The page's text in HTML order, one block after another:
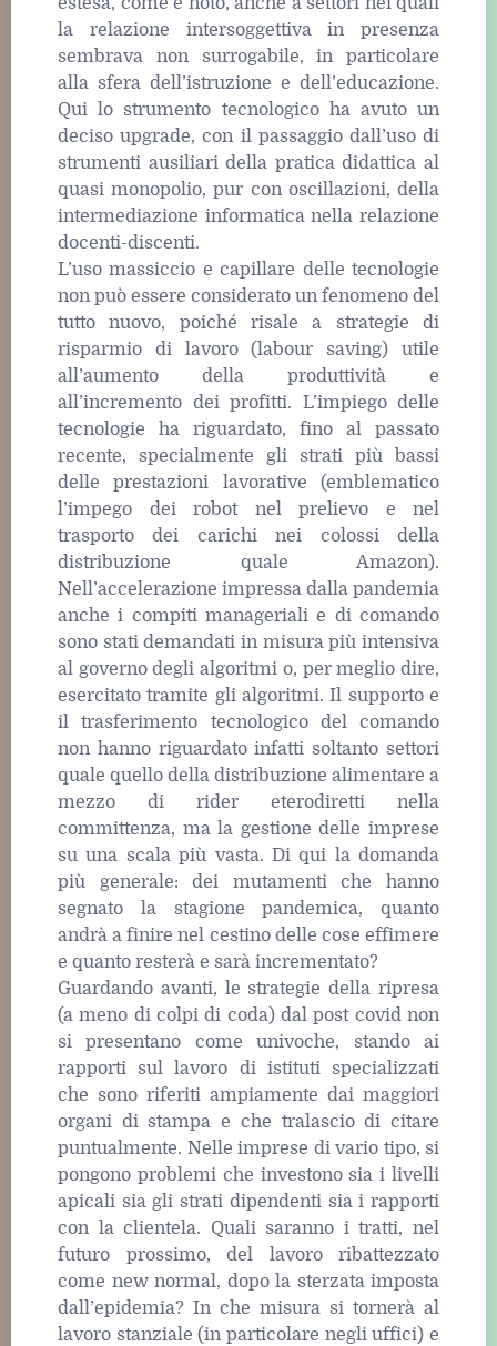
la relazione intersoggettiva in presenza
sembrava non surrogabile, in particolare
alla sfera dell’istruzione e dell’educazione.
Qui lo strumento tecnologico ha avuto un
deciso upgrade, con il passaggio dall’uso di
strumenti ausiliari della pratica didattica al
quasi monopolio, pur con oscillazioni, della
intermediazione informatica nella relazione
docenti-discenti.
L’uso massiccio e capillare delle tecnologie
non può essere considerato un fenomeno del
tutto nuovo, poiché risale a strategie di
risparmio di lavoro (labour saving) utile
all’aumento della produttività e
all’incremento dei profitti. L’impiego delle
tecnologie ha riguardato, fino al passato
recente, specialmente gli strati più bassi
delle prestazioni lavorative (emblematico
l’impego dei robot nel prelievo e nel
trasporto dei carichi nei colossi della
distribuzione quale Amazon).
Nell’accelerazione impressa dalla pandemia
anche i compiti manageriali e di comando
sono stati demandati in misura più intensiva
al governo degli algoritmi o, per meglio dire,
esercitato tramite gli algoritmi. Il supporto e
il trasferimento tecnologico del comando
non hanno riguardato infatti soltanto settori
quale quello della distribuzione alimentare a
mezzo di rider eterodiretti nella
committenza, ma la gestione delle imprese
su una scala più vasta. Di qui la domanda
più generale: dei mutamenti che hanno
segnato la stagione pandemica, quanto
andrà a finire nel cestino delle cose effimere
e quanto resterà e sarà incrementato?
Guardando avanti, le strategie della ripresa
(a meno di colpi di coda) dal post covid non
si presentano come univoche, stando ai
rapporti sul lavoro di istituti specializzati
che sono riferiti ampiamente dai maggiori
organi di stampa e che tralascio di citare
puntualmente. Nelle imprese di vario tipo, si
pongono problemi che investono sia i livelli
apicali sia gli strati dipendenti sia i rapporti
con la clientela. Quali saranno i tratti, nel
futuro prossimo, del lavoro ribattezzato
come new normal, dopo la sterzata imposta
dall’epidemia? In che misura si tornerà al
lavoro stanziale (in particolare negli uffici) e